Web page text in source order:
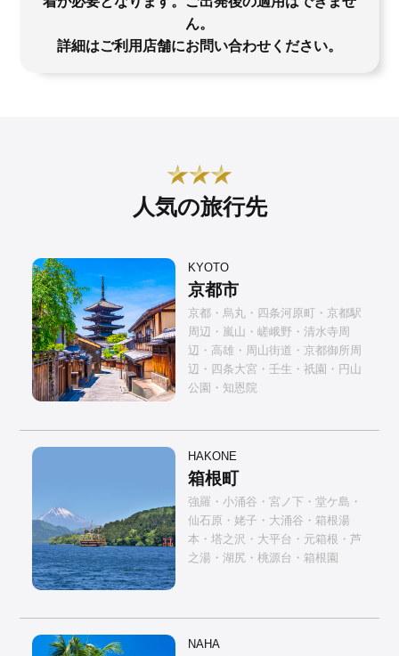
ん。
詳細はご利用店舗にお問い合わせください。
人気の旅行先
KYOTO
京都市
京都・烏丸・四条河原町・京都駅
周辺・嵐山・嵯峨野・清水寺周
辺・高雄・周山街道・京都御所周
辺・四条大宮・壬生・祇園・円山
公園・知恩院
HAKONE
箱根町
強羅・小涌谷・宮ノ下・堂ケ島・
仙石原・姥子・大涌谷・箱根湯
本・塔之沢・大平台・元箱根・芦
之湯・湖尻・桃源台・箱根園
NAHA